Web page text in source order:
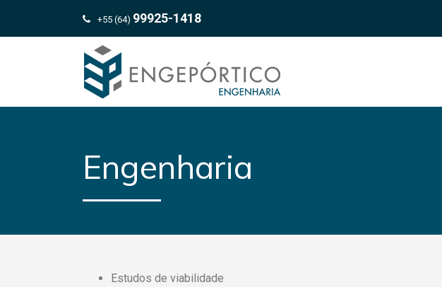
+55 (64) 99925-1418
Engenharia
Estudos de viabilidade